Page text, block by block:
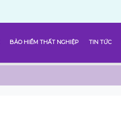
BẢO HIỂM THẤT NGHIỆP TIN TỨC